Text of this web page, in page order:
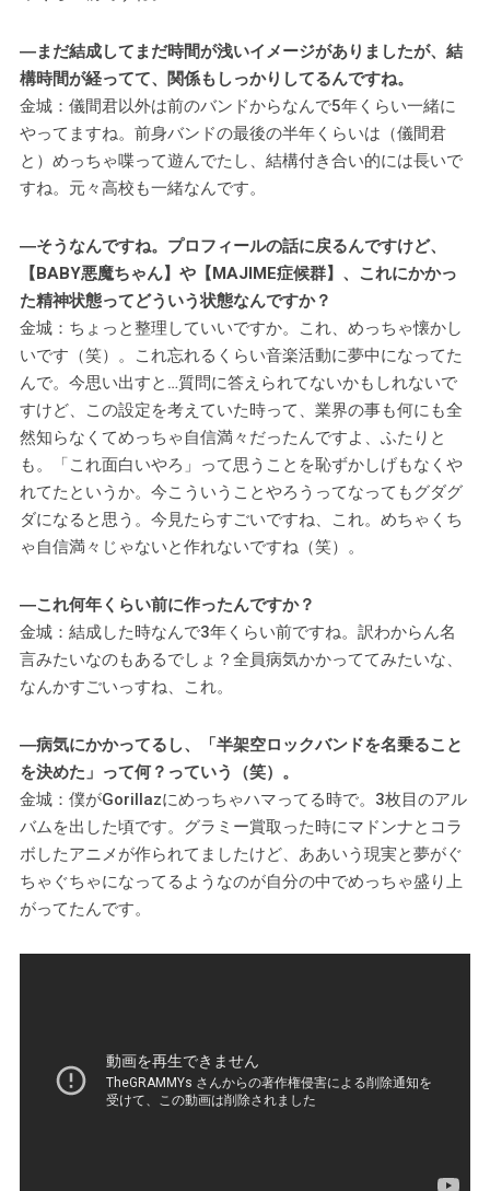
―まだ結成してまだ時間が浅いイメージがありましたが、結
構時間が経ってて、関係もしっかりしてるんですね。
金城：儀間君以外は前のバンドからなんで5年くらい一緒に
やってますね。前身バンドの最後の半年くらいは（儀間君
と）めっちゃ喋って遊んでたし、結構付き合い的には長いで
すね。元々高校も一緒なんです。
―そうなんですね。プロフィールの話に戻るんですけど、
【BABY悪魔ちゃん】や【MAJIME症候群】、これにかかっ
た精神状態ってどういう状態なんですか？
金城：ちょっと整理していいですか。これ、めっちゃ懐かし
いです（笑）。これ忘れるくらい音楽活動に夢中になってた
んで。今思い出すと…質問に答えられてないかもしれないで
すけど、この設定を考えていた時って、業界の事も何にも全
然知らなくてめっちゃ自信満々だったんですよ、ふたりと
も。「これ面白いやろ」って思うことを恥ずかしげもなくや
れてたというか。今こういうことやろうってなってもグダグ
ダになると思う。今見たらすごいですね、これ。めちゃくち
ゃ自信満々じゃないと作れないですね（笑）。
―これ何年くらい前に作ったんですか？
金城：結成した時なんで3年くらい前ですね。訳わからん名
言みたいなのもあるでしょ？全員病気かかっててみたいな、
なんかすごいっすね、これ。
―病気にかかってるし、「半架空ロックバンドを名乗ること
を決めた」って何？っていう（笑）。
金城：僕がGorillazにめっちゃハマってる時で。3枚目のアル
バムを出した頃です。グラミー賞取った時にマドンナとコラ
ボしたアニメが作られてましたけど、ああいう現実と夢がぐ
ちゃぐちゃになってるようなのが自分の中でめっちゃ盛り上
がってたんです。